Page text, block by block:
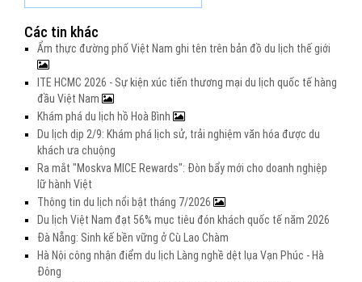
Các tin khác
Ẩm thực đường phố Việt Nam ghi tên trên bản đồ du lịch thế giới
ITE HCMC 2026 - Sự kiện xúc tiến thương mại du lịch quốc tế hàng
đầu Việt Nam
Khám phá du lịch hồ Hoà Bình
Du lịch dịp 2/9: Khám phá lịch sử, trải nghiệm văn hóa được du
khách ưa chuộng
Ra mắt "Moskva MICE Rewards": Đòn bẩy mới cho doanh nghiệp
lữ hành Việt
Thông tin du lịch nổi bật tháng 7/2026
Du lịch Việt Nam đạt 56% mục tiêu đón khách quốc tế năm 2026
Đà Nẵng: Sinh kế bền vững ở Cù Lao Chàm
Hà Nội công nhận điểm du lịch Làng nghề dệt lụa Vạn Phúc - Hà
Đông